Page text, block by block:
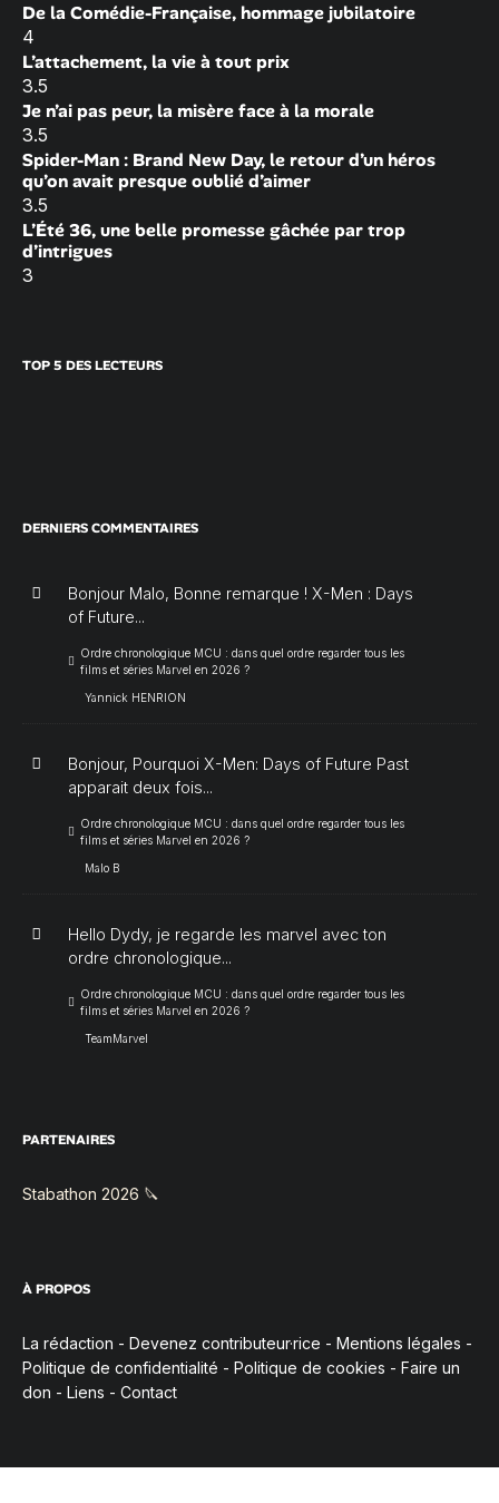
De la Comédie-Française, hommage jubilatoire
4
L’attachement, la vie à tout prix
3.5
Je n’ai pas peur, la misère face à la morale
3.5
Spider-Man : Brand New Day, le retour d’un héros
qu’on avait presque oublié d’aimer
3.5
L’Été 36, une belle promesse gâchée par trop
d’intrigues
3
TOP 5 DES LECTEURS
DERNIERS COMMENTAIRES
Bonjour Malo, Bonne remarque ! X-Men : Days
of Future...
Ordre chronologique MCU : dans quel ordre regarder tous les
films et séries Marvel en 2026 ?
Yannick HENRION
Bonjour, Pourquoi X-Men: Days of Future Past
apparait deux fois...
Ordre chronologique MCU : dans quel ordre regarder tous les
films et séries Marvel en 2026 ?
Malo B
Hello Dydy, je regarde les marvel avec ton
ordre chronologique...
Ordre chronologique MCU : dans quel ordre regarder tous les
films et séries Marvel en 2026 ?
TeamMarvel
PARTENAIRES
Stabathon 2026 🔪
À PROPOS
La rédaction - Devenez contributeur·rice - Mentions légales -
Politique de confidentialité - Politique de cookies - Faire un
don - Liens - Contact